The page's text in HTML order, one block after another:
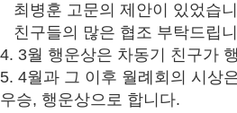
최병훈 고문의 제안이 있었습
친구들의 많은 협조 부탁드립
4. 3월 행운상은 차동기 친구가
5. 4월과 그 이후 월례회의 시상
우승, 행운상으로 합니다.